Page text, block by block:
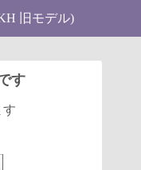
旧モデル)
す
す